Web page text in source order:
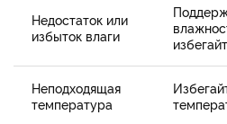
Недостаток или
избыток влаги
Неподходящая
температура